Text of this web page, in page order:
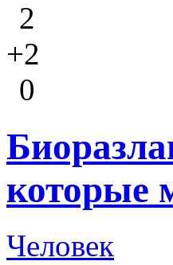
2
+2
0
которые
Человек